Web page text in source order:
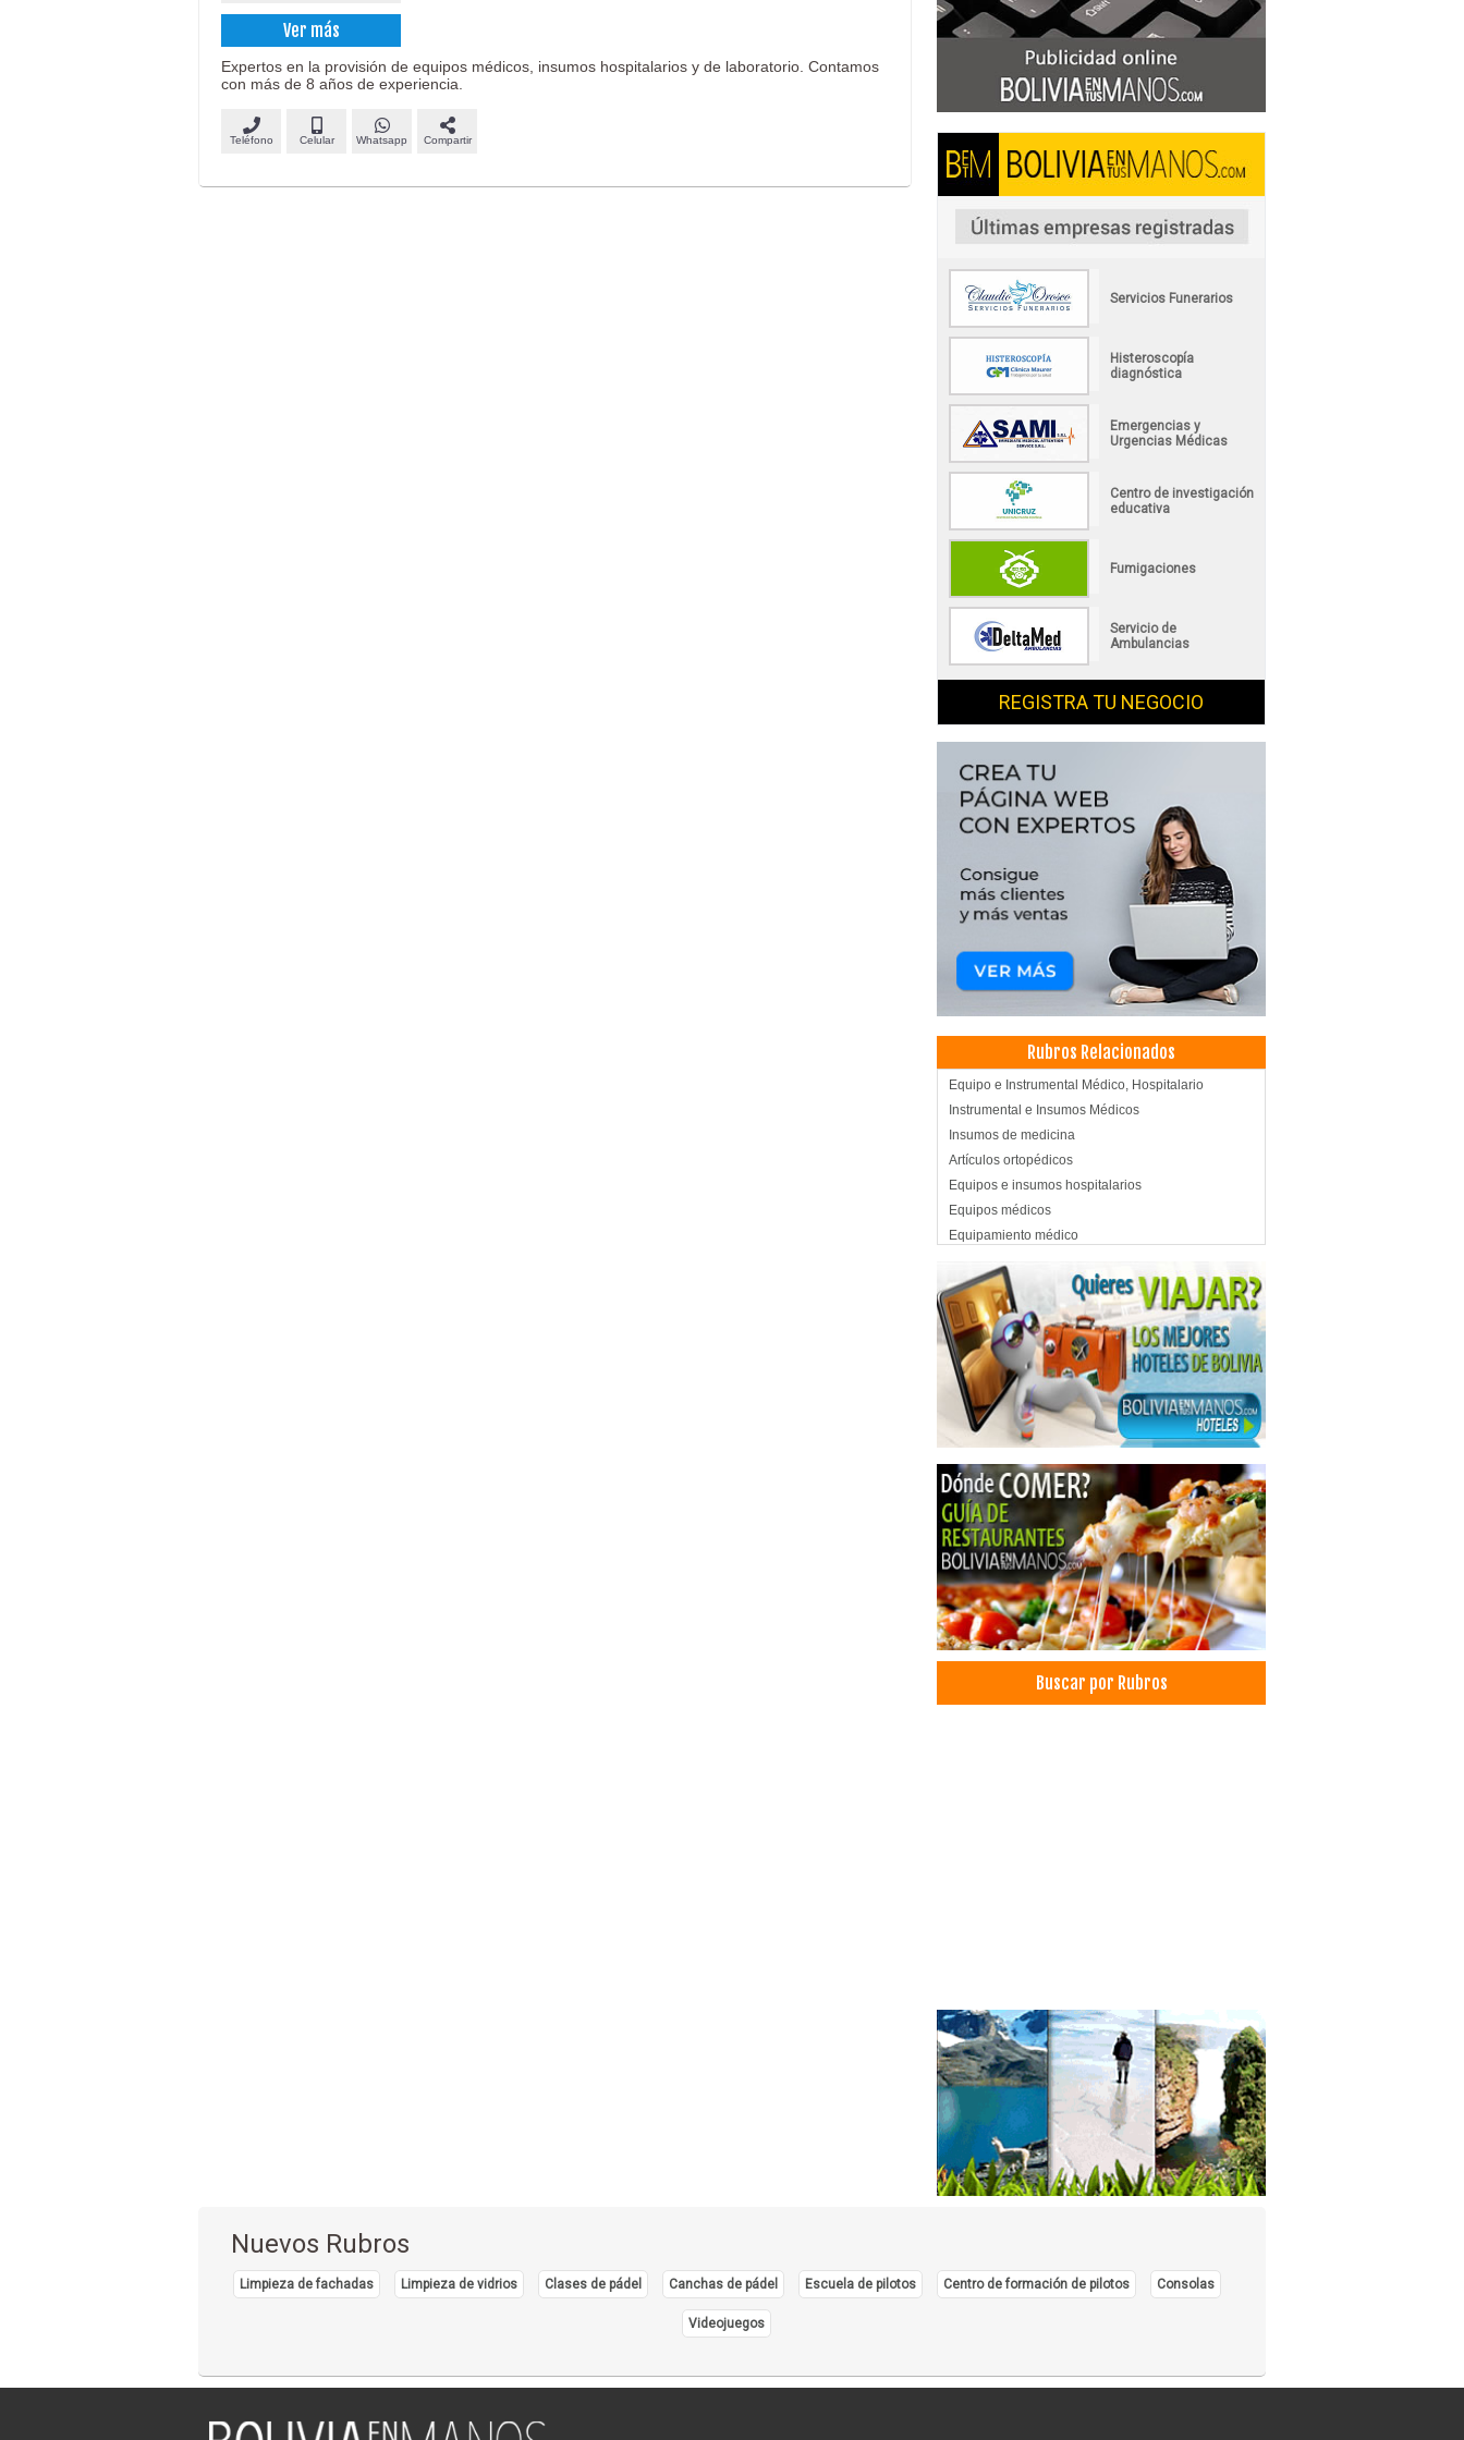
Ver más
Expertos en la provisión de equipos médicos, insumos hospitalarios y de laboratorio. Contamos
con más de 8 años de experiencia.
Teléfono Celular Whatsapp Compartir
Servicios Funerarios
Histeroscopía
diagnóstica
Emergencias y
Urgencias Médicas
Centro de investigación
educativa
Fumigaciones
Servicio de
Ambulancias
REGISTRA TU NEGOCIO
Rubros Relacionados
Equipo e Instrumental Médico, Hospitalario
Instrumental e Insumos Médicos
Insumos de medicina
Artículos ortopédicos
Equipos e insumos hospitalarios
Equipos médicos
Equipamiento médico
Mobiliario hospitalario
Laboratorios: Equipos e Insumos
Insumos Médicos
Buscar por Rubros
Nuevos Rubros
Limpieza de fachadas Limpieza de vidrios Clases de pádel Canchas de pádel Escuela de pilotos Centro de formación de pilotos Consolas
Videojuegos